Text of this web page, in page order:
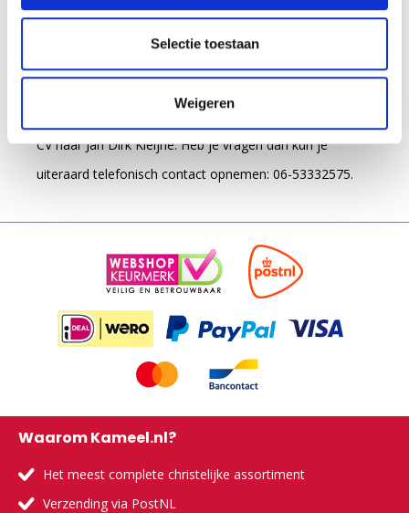
Selectie toestaan
Weigeren
om ons team te versterken? Stuur je motivatiebrief met
CV naar Jan Dirk Kleijne. Heb je vragen dan kun je
uiteraard telefonisch contact opnemen: 06-53332575.
Waarom Kameel.nl?
Het meest complete christelijke assortiment
Verzending via PostNL